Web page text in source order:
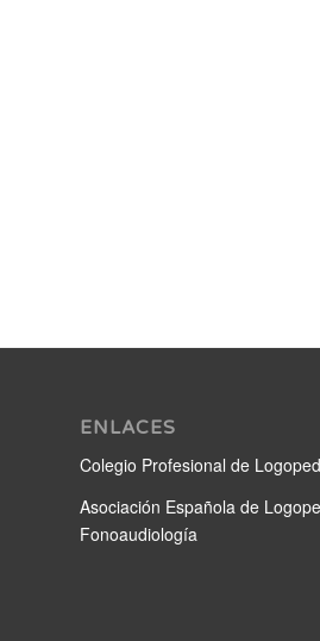
ENLACES
Colegio Profesional de
Asociación Española de
Fonoaudiología